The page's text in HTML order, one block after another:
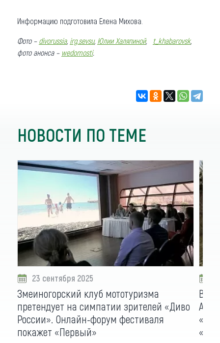
Информацию подготовила Елена Михова.
Фото – divorussia, irg.sevsu, Юлии Халяпиной, t_khabarovsk,
фото анонса – wedomosti.
НОВОСТИ ПО ТЕМЕ
23 сентября 2025
Змеиногорский клуб мототуризма
претендует на симпатии зрителей «Диво
России». Онлайн-форум фестиваля
покажет «Первый»